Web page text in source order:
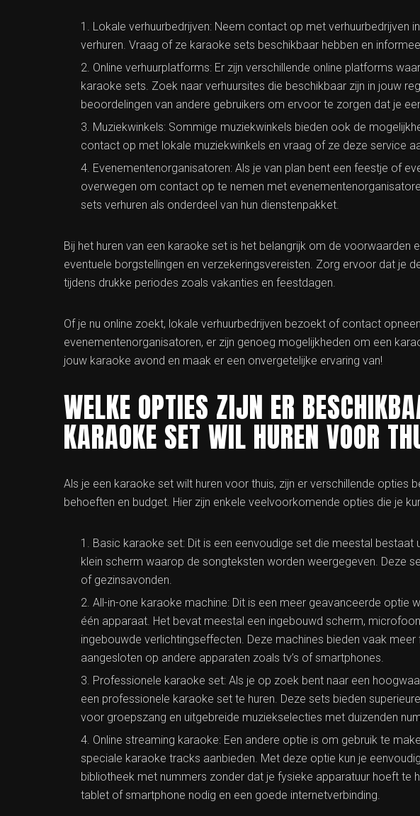
Lokale verhuurbedrijven: Neem contact op met verhuurbedrijven
verhuren. Vraag of ze karaoke sets beschikbaar hebben en
Online verhuurplatforms: Er zijn verschillende online platforms
karaoke sets. Zoek naar verhuursites die beschikbaar zijn in jouw
beoordelingen van andere gebruikers om ervoor te zorgen dat je
Muziekwinkels: Sommige muziekwinkels bieden ook de
contact op met lokale muziekwinkels en vraag of ze deze service
Evenementenorganisatoren: Als je van plan bent een feestje of
overwegen om contact op te nemen met
sets verhuren als onderdeel van hun dienstenpakket.
Bij het huren van een karaoke set is het belangrijk om de voorwaarden
eventuele borgstellingen en verzekeringsvereisten. Zorg ervoor dat je
tijdens drukke periodes zoals vakanties en feestdagen.
Of je nu online zoekt, lokale verhuurbedrijven bezoekt of contact
evenementenorganisatoren, er zijn genoeg mogelijkheden om een
jouw karaoke avond en maak er een onvergetelijke ervaring van!
WELKE OPTIES ZIJN ER
KARAOKE SET WIL HUREN VOOR
Als je een karaoke set wilt huren voor thuis, zijn er verschillende opties
behoeften en budget. Hier zijn enkele veelvoorkomende opties die je
Basic karaoke set: Dit is een eenvoudige set die meestal bestaat
klein scherm waarop de songteksten worden weergegeven. Deze
of gezinsavonden.
All-in-one karaoke machine: Dit is een meer geavanceerde optie
één apparaat. Het bevat meestal een ingebouwd scherm,
ingebouwde verlichtingseffecten. Deze machines bieden vaak
aangesloten op andere apparaten zoals tv’s of smartphones.
Professionele karaoke set: Als je op zoek bent naar een
een professionele karaoke set te huren. Deze sets bieden
voor groepszang en uitgebreide muziekselecties met duizenden
Online streaming karaoke: Een andere optie is om gebruik te
speciale karaoke tracks aanbieden. Met deze optie kun je
bibliotheek met nummers zonder dat je fysieke apparatuur hoeft te
tablet of smartphone nodig en een goede internetverbinding.